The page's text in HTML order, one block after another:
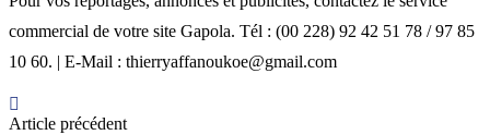
commercial de votre site Gapola. Tél : (00 228) 92 42 51 78 / 97 85
10 60. | E-Mail : thierryaffanoukoe@gmail.com
Article précédent